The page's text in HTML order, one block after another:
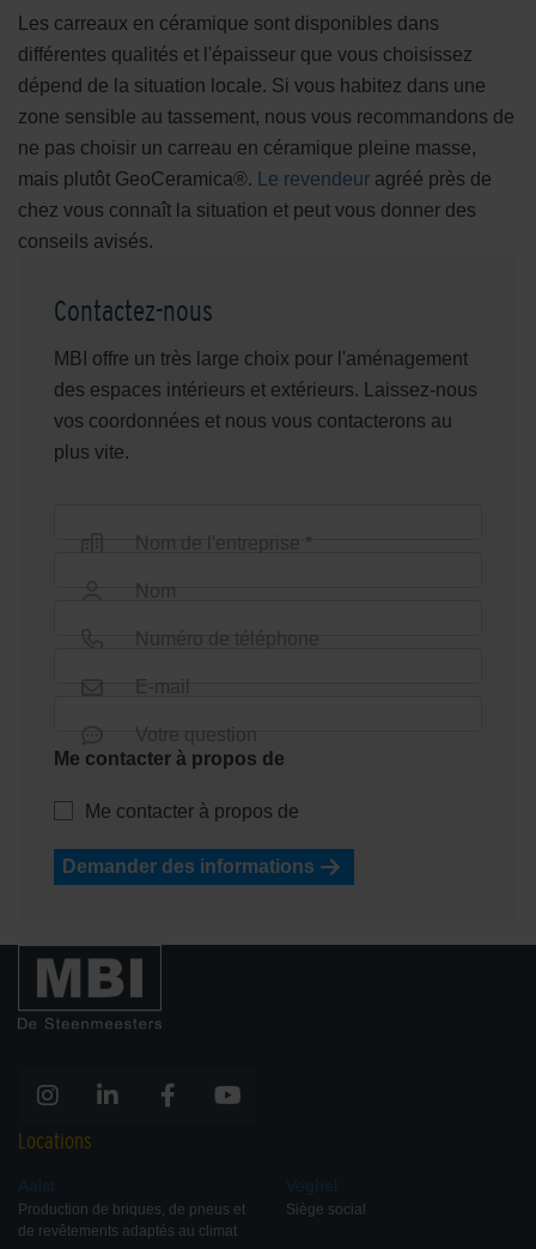
Les carreaux en céramique sont disponibles dans
différentes qualités et l'épaisseur que vous choisissez
dépend de la situation locale. Si vous habitez dans une
zone sensible au tassement, nous vous recommandons de
ne pas choisir un carreau en céramique pleine masse,
mais plutôt GeoCeramica®.
Le revendeur agréé près de
chez vous connaît la situation et peut vous donner des
conseils avisés.
Contactez-nous
MBI offre un très large choix pour l'aménagement
des espaces intérieurs et extérieurs. Laissez-nous
vos coordonnées et nous vous contacterons au
plus vite.
Nom de l'entreprise *
Nom
Numéro de téléphone
E-mail
Votre question
Me contacter à propos de
Me contacter à propos de
Demander des informations
Locations
Aalst
Production de briques, de pneus et
de revêtements adaptés au climat
Veghel
Siège social